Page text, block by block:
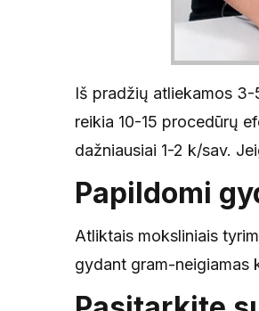
Iš pradžių atliekamos
reikia 10-15 procedūrų
dažniausiai 1-2 k/sav.
Papildomi
Atliktais moksliniais
gydant gram-neigiamas